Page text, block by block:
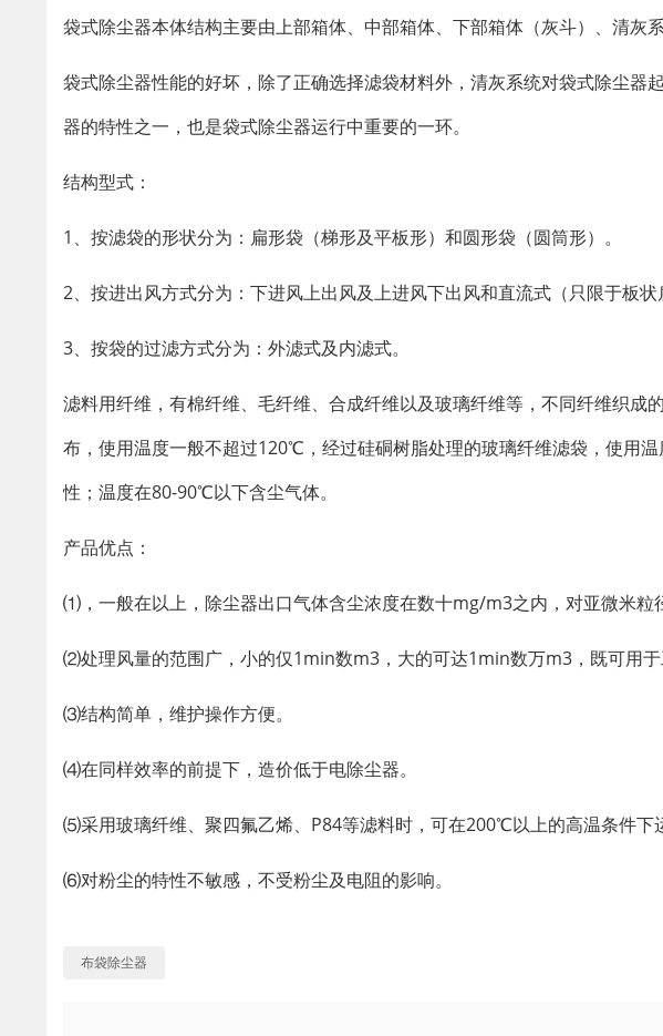
袋式除尘器本体结构主要由上部箱体、中部箱体、下部箱体（灰斗）、清灰
袋式除尘器性能的好坏，除了正确选择滤袋材料外，清灰系统对袋式除尘器
器的特性之一，也是袋式除尘器运行中重要的一环。
结构型式：
1、按滤袋的形状分为：扁形袋（梯形及平板形）和圆形袋（圆筒形）。
2、按进出风方式分为：下进风上出风及上进风下出风和直流式（只限于板状
3、按袋的过滤方式分为：外滤式及内滤式。
滤料用纤维，有棉纤维、毛纤维、合成纤维以及玻璃纤维等，不同纤维织成
布，使用温度一般不超过120℃，经过硅硐树脂处理的玻璃纤维滤袋，使用
性；温度在80-90℃以下含尘气体。
产品优点：
⑴，一般在以上，除尘器出口气体含尘浓度在数十mg/m3之内，对亚微米粒
⑵处理风量的范围广，小的仅1min数m3，大的可达1min数万m3，既可用于
⑶结构简单，维护操作方便。
⑷在同样效率的前提下，造价低于电除尘器。
⑸采用玻璃纤维、聚四氟乙烯、P84等滤料时，可在200℃以上的高温条件下
⑹对粉尘的特性不敏感，不受粉尘及电阻的影响。
布袋除尘器